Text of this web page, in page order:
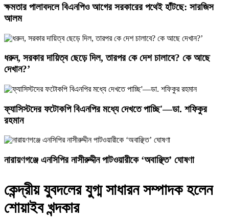
ক্ষমতার পালাবদলে বিএনপিও আগের সরকারের পথেই হাঁটছে: সারজিস
আলম
ধরুন, সরকার দায়িত্ব ছেড়ে দিল, তারপর কে দেশ চালাবে? কে আছে
দেখান?’
ফ্যাসিস্টদের ফটোকপি বিএনপির মধ্যে দেখতে পাচ্ছি'—ডা. শফিকুর
রহমান
নারায়ণগঞ্জে এনসিপির নাসীরুদ্দীন পাটওয়ারীকে ‘অবাঞ্ছিত’ ঘোষণা
কেন্দ্রীয় যুবদলের যুগ্ম সাধারন সম্পাদক হলেন
শোয়াইব খন্দকার